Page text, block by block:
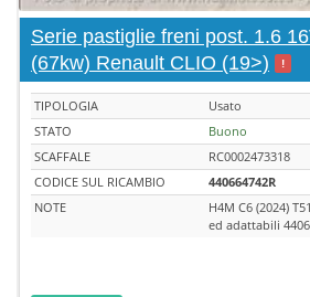
Serie pastiglie freni post. 1.6
(67kw) Renault CLIO (19>)
!
TIPOLOGIA
Usato
STATO
Buono
SCAFFALE
RC0002473318
CODICE SUL RICAMBIO
440664742R
NOTE
H4M C6 (2024)
ed adattabili